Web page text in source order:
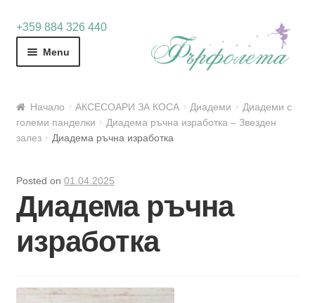
+359 884 326 440
Skip
Skip
Menu
Начало АКСЕСОАРИ ЗА КОСА Диадеми
Диадеми с
големи панделки
Диадема ръчна изработка – Звезден
залез
Диадема ръчна изработка
Posted on 01.04.2025
Диадема ръчна
изработка